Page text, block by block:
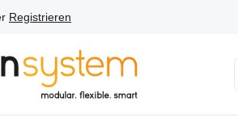
springen
Registrieren